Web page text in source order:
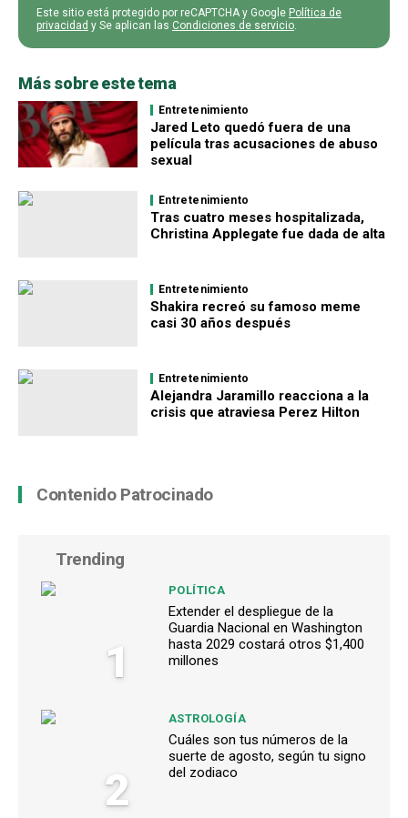
Este sitio está protegido por reCAPTCHA y Google Política de
privacidad y Se aplican las Condiciones de servicio.
Más sobre este tema
Entretenimiento
Jared Leto quedó fuera de una
película tras acusaciones de abuso
sexual
Entretenimiento
Tras cuatro meses hospitalizada,
Christina Applegate fue dada de alta
Entretenimiento
Shakira recreó su famoso meme
casi 30 años después
Entretenimiento
Alejandra Jaramillo reacciona a la
crisis que atraviesa Perez Hilton
Contenido Patrocinado
Trending
1
POLÍTICA
Extender el despliegue de la
Guardia Nacional en Washington
hasta 2029 costará otros $1,400
millones
2
ASTROLOGÍA
Cuáles son tus números de la
suerte de agosto, según tu signo
del zodiaco